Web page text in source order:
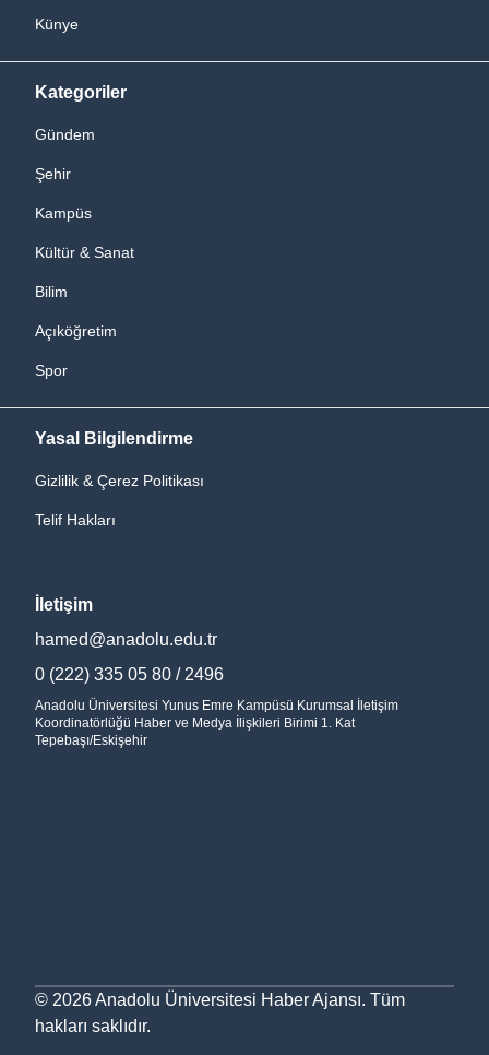
Künye
Kategoriler
Gündem
Şehir
Kampüs
Kültür & Sanat
Bilim
Açıköğretim
Spor
Yasal Bilgilendirme
Gizlilik & Çerez Politikası
Telif Hakları
İletişim
hamed@anadolu.edu.tr
0 (222) 335 05 80 / 2496
Anadolu Üniversitesi Yunus Emre Kampüsü Kurumsal İletişim
Koordinatörlüğü Haber ve Medya İlişkileri Birimi 1. Kat
Tepebaşı/Eskişehir
© 2026Anadolu Üniversitesi Haber Ajansı. Tüm
hakları saklıdır.